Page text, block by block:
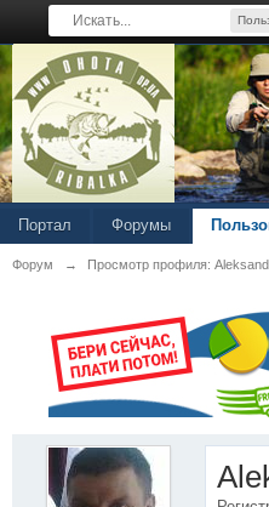
Портал Форумы
Форум → Просмотр профиля: